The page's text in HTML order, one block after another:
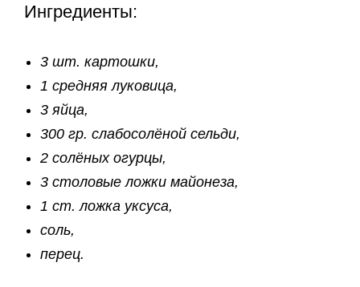
Ингредиенты:
3 шт. картошки,
1 средняя луковица,
3 яйца,
300 гр. слабосолёной сельди,
2 солёных огурцы,
3 столовые ложки майонеза,
1 ст. ложка уксуса,
соль,
перец.